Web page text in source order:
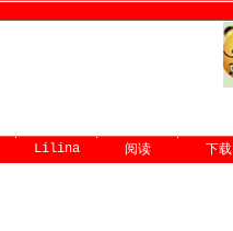
Lilina 阅读 下载